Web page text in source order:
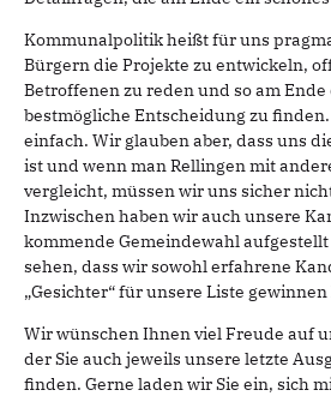
Kommunalpolitik heißt für uns
Bürgern die Projekte zu entwickeln,
Betroffenen zu reden und so am
bestmögliche Entscheidung zu
einfach. Wir glauben aber, dass uns
ist und wenn man Rellingen mit
vergleicht, müssen wir uns sicher
Inzwischen haben wir auch unsere
kommende Gemeindewahl
sehen, dass wir sowohl erfahrene
„Gesichter“ für unsere Liste
Wir wünschen Ihnen viel Freude auf
der Sie auch jeweils unsere letzte
finden. Gerne laden wir Sie ein, sich